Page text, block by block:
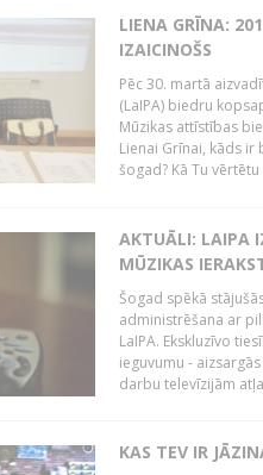
LIENA GRĪNA:
IZAICINOŠS
Pēc 30. martā
(LaIPA) biedru
Mūzikas attīstības
Lienai Grīnai, kāds ir
šogad? Kā Tu
AKTUĀLI: LAIPA
MŪZIKAS
Šogad spēkā
administrēšana ar
LaIPA. Ekskluzīvo
ieguvumu -
darbu televīzijām
KAS TEV IR